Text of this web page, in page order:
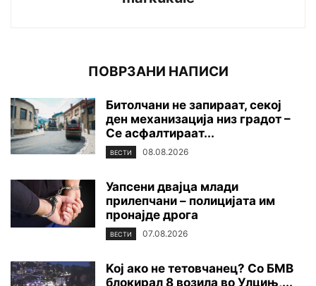
ПОВРЗАНИ НАПИСИ
Битолчани не запираат, секој
ден механизација низ градот –
Се асфалтираат...
ВЕСТИ 08.08.2026
Уапсени двајца млади
прилепчани – полицијата им
пронајде дpoга
ВЕСТИ 07.08.2026
Koj ако не тетовчанец? Со БМВ
блокирал 8 возила во Улцињ,...